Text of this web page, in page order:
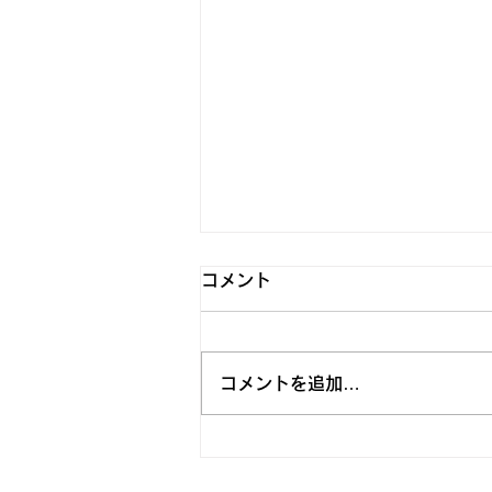
アイブロウ 専門店 求人／ア
イブロウリスト 転職／眉毛サ
ロン 求人 経験者
人情報。神楽坂・笹塚でアイブロ
ウ専門店「べリザ」で、専門性を
コメント
コメントを追加…